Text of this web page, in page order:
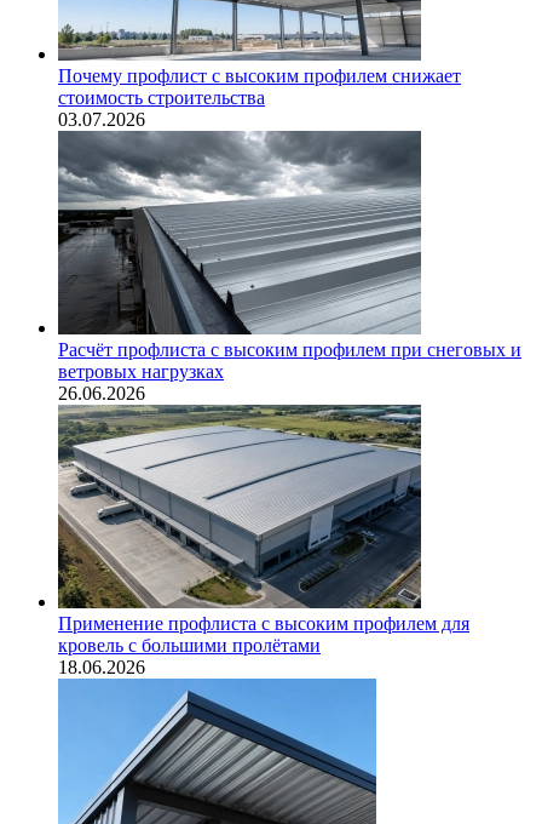
Почему профлист с высоким профилем снижает
стоимость строительства
03.07.2026
Расчёт профлиста с высоким профилем при снеговых и
ветровых нагрузках
26.06.2026
Применение профлиста с высоким профилем для
кровель с большими пролётами
18.06.2026